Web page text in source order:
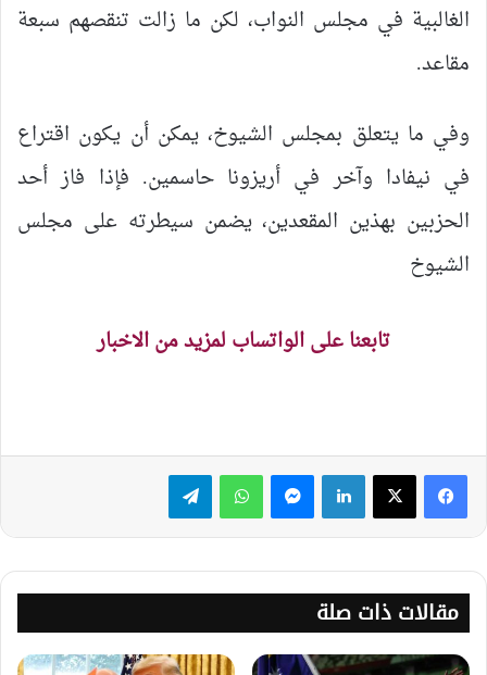
الغالبية في مجلس النواب، لكن ما زالت تنقصهم سبعة
مقاعد.
وفي ما يتعلق بمجلس الشيوخ، يمكن أن يكون اقتراع
في نيفادا وآخر في أريزونا حاسمين. فإذا فاز أحد
الحزبين بهذين المقعدين، يضمن سيطرته على مجلس
الشيوخ
تابعنا على الواتساب لمزيد من الاخبار
لينكدإن ماسنجر واتساب تيلقرام
مقالات ذات صلة